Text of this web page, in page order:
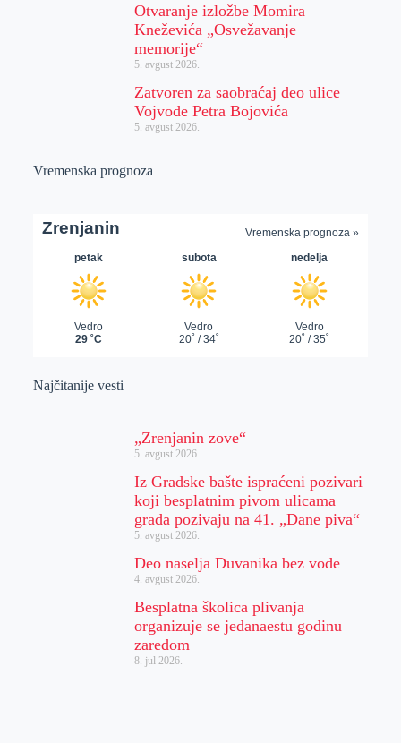
Otvaranje izložbe Momira
Kneževića „Osvežavanje
memorije“
5. avgust 2026.
Zatvoren za saobraćaj deo ulice
Vojvode Petra Bojovića
5. avgust 2026.
Vremenska prognoza
Najčitanije vesti
„Zrenjanin zove“
5. avgust 2026.
Iz Gradske bašte ispraćeni pozivari
koji besplatnim pivom ulicama
grada pozivaju na 41. „Dane piva“
5. avgust 2026.
Deo naselja Duvanika bez vode
4. avgust 2026.
Besplatna školica plivanja
organizuje se jedanaestu godinu
zaredom
8. jul 2026.